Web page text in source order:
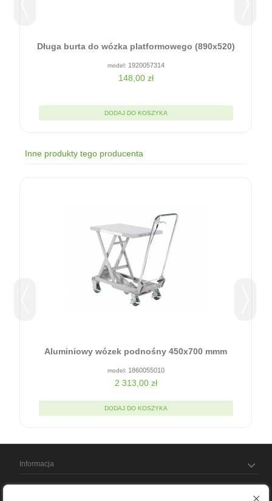
Długa burta do wózka platformowego (890x520)
1920057314
148,00 zł
DODAJ DO KOSZYKA
Inne produkty tego producenta
Aluminiowy wózek podnośny 450x700 mmm
1860055010
2 313,00 zł
DODAJ DO KOSZYKA
Informacja